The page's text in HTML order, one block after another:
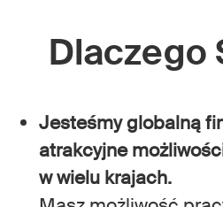
Dlaczego
Jesteśmy globalną
atrakcyjne
w wielu krajach.